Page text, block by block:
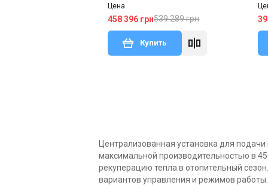
enthalpy
Цена
458 396 грн539 289 грн
Купить
Централизованная установка для подачи
максимальной производительностью в
рекуперацию тепла в отопительный
вариантов управления и режимов